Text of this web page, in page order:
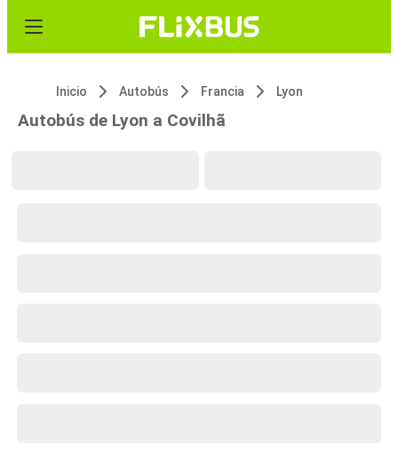
Inicio Autobús Francia Lyon
Autobús de Lyon a Covilhã